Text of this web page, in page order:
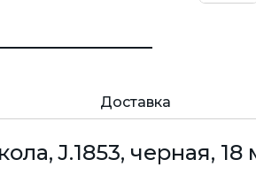
Доставка
J.1853, черная, 18